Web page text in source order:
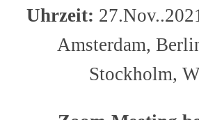
Uhrzeit:
Amsterdam,
Stockholm,